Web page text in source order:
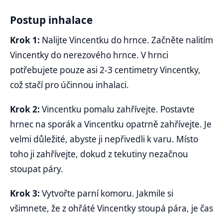
Postup inhalace
Krok 1: Nalijte Vincentku do hrnce. Začněte nalitím
Vincentky do nerezového hrnce. V hrnci
potřebujete pouze asi 2-3 centimetry Vincentky,
což stačí pro účinnou inhalaci.
Krok 2: Vincentku pomalu zahřívejte. Postavte
hrnec na sporák a Vincentku opatrně zahřívejte. Je
velmi důležité, abyste ji nepřivedli k varu. Místo
toho ji zahřívejte, dokud z tekutiny nezačnou
stoupat páry.
Krok 3: Vytvořte parní komoru. Jakmile si
všimnete, že z ohřáté Vincentky stoupá pára, je čas